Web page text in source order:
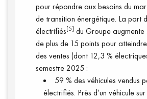
Qui
pour répondre aux besoins du
de transition énergétique. La part
électrifiés[5] du Groupe augmente
de plus de 15 points pour
des ventes (dont 12,3 %
semestre 2025 :
59 % des véhicules vendus
électrifiés. Près d’un véhicule